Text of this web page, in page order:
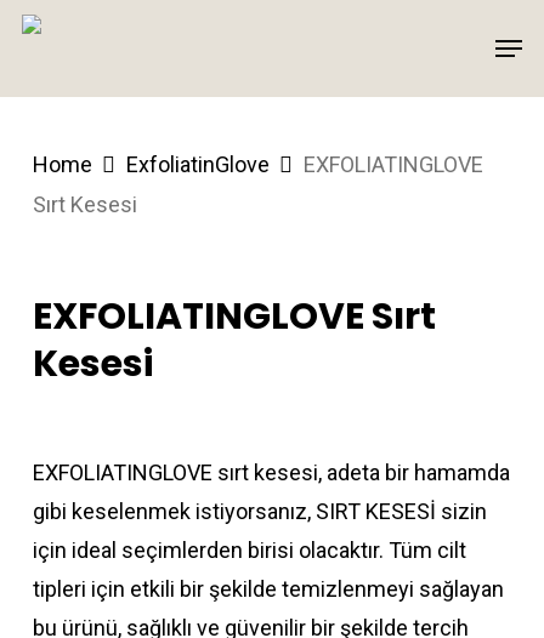
Skip
main
Home ExfoliatinGlove
EXFOLIATINGLOVE
Sırt Kesesi
EXFOLIATINGLOVE Sırt
Kesesi
EXFOLIATINGLOVE sırt kesesi, adeta bir hamamda
gibi keselenmek istiyorsanız, SIRT KESESİ sizin
için ideal seçimlerden birisi olacaktır. Tüm cilt
tipleri için etkili bir şekilde temizlenmeyi sağlayan
bu ürünü, sağlıklı ve güvenilir bir şekilde tercih